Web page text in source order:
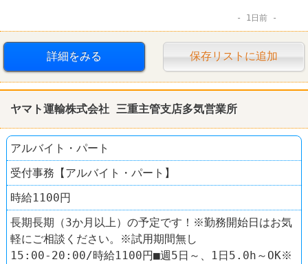
1日前
詳細をみる 保存リストに追加
ヤマト運輸株式会社 三重主管支店多気営業所
アルバイト・パート
受付事務【アルバイト・パート】
時給1100円
長期長期（3か月以上）の予定です！※勤務開始日はお気
軽にご相談ください。※試用期間無し
15:00-20:00/時給1100円■週5日～、1日5.0h～OK※